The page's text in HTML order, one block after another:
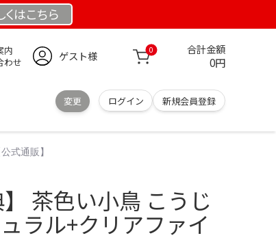
くはこちら
内
わせ
ゲスト様 0 合計金額
0円
変更 ログイン 新規会員登録
式通販】
】 茶色い小鳥 こうじ
ラル+クリアファイ